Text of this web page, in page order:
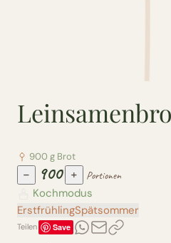
900 g Brot
− 900 + Portionen
Kochmodus
ErstfrühlingSpätsommer
Teilen Save